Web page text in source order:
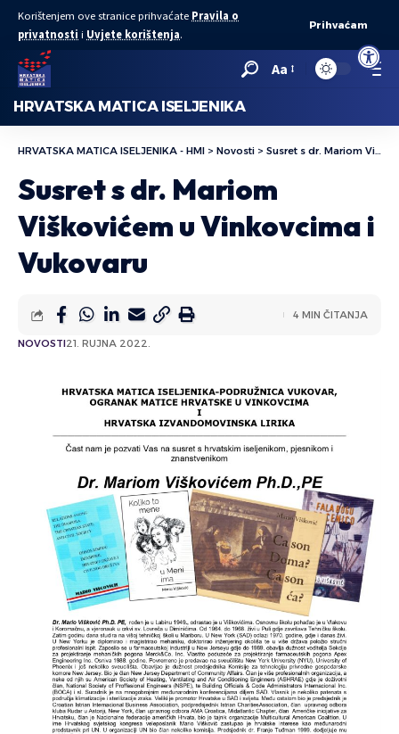
Open
Korištenjem ove stranice prihvaćate Pravila o
privatnosti i Uvjete korištenja.
Prihvaćam
Aa
HRVATSKA MATICA ISELJENIKA
HRVATSKA MATICA ISELJENIKA - HMI > Novosti > Susret s dr. Mariom Viškovićem u Vinkovcima i Vukovaru
Susret s dr. Mariom
Viškovićem u Vinkovcima i
Vukovaru
NOVOSTI21. RUJNA 2022.
4 MIN ČITANJA